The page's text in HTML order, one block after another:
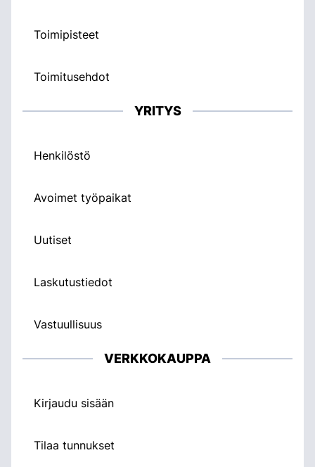
Toimipisteet
Toimitusehdot
YRITYS
Henkilöstö
Avoimet työpaikat
Uutiset
Laskutustiedot
Vastuullisuus
VERKKOKAUPPA
Kirjaudu sisään
Tilaa tunnukset